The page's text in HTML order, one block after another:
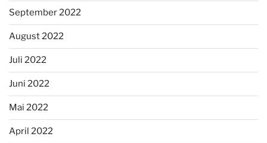
September 2022
August 2022
Juli 2022
Juni 2022
Mai 2022
April 2022